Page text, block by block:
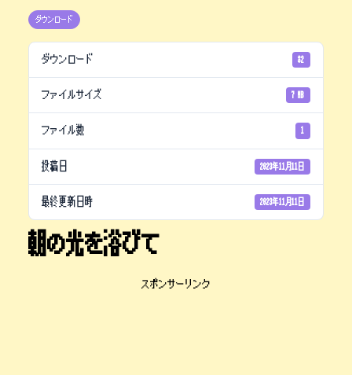
ダウンロード
ダウンロード 82
ファイルサイズ 7 MB
ファイル数 1
投稿日 2023年11月11日
最終更新日時 2023年11月11日
朝の光を浴びて
スポンサーリンク